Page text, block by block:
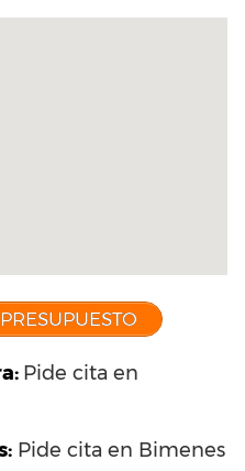
Pide cita en
: Pide cita en Bimenes